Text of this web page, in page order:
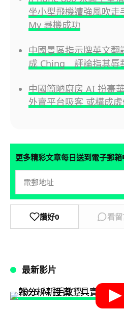
坐小型飛機遭強風吹
My 尋機成功
中國景區指示牌英文
成 Ching 評論指其辱
中國簡陋廚房 AI 扮豪
外賣平台吸客 或構成
更多精彩文章每日送到電子郵箱
讚好0 看
最新影片